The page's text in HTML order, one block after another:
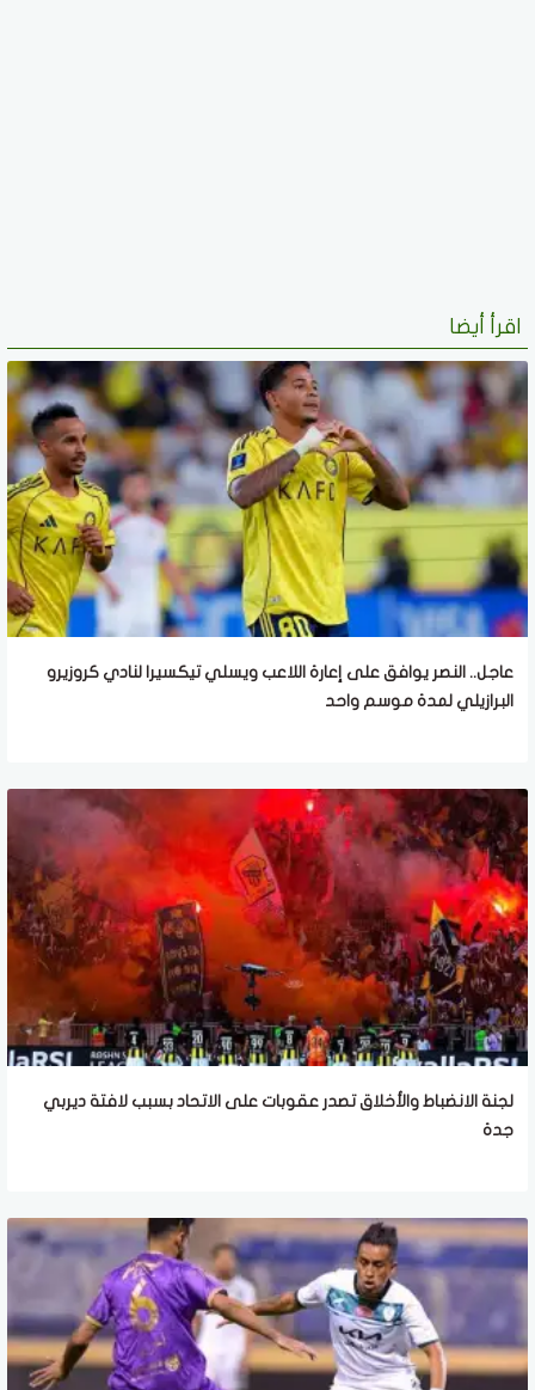
اقرأ أيضا
عاجل.. النصر يوافق على إعارة اللاعب ويسلي تيكسيرا لنادي كروزيرو
البرازيلي لمدة موسم واحد
لجنة الانضباط والأخلاق تصدر عقوبات على الاتحاد بسبب لافتة ديربي
جدة